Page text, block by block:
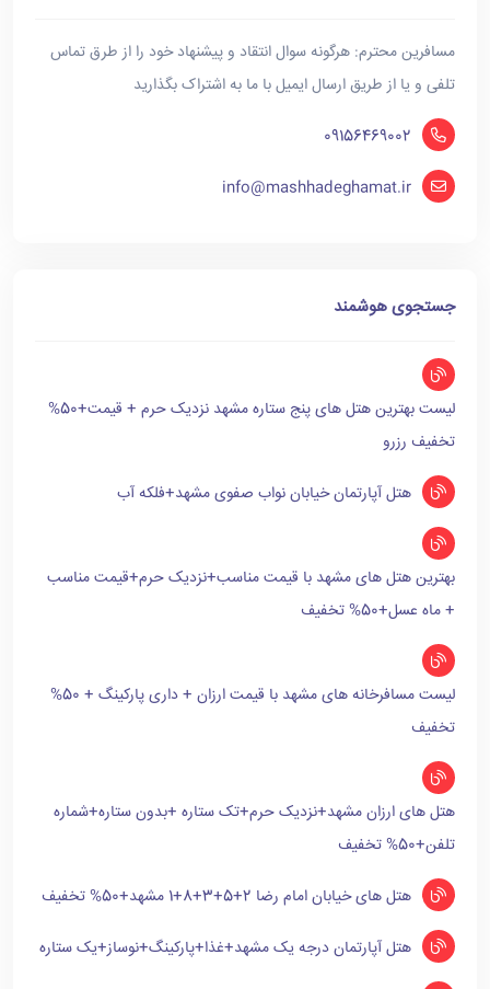
مسافرین محترم: هرگونه سوال انتقاد و پیشنهاد خود را از طرق تماس
تلفی و یا از طریق ارسال ایمیل با ما به اشتراک بگذارید
09156469002
info@mashhadeghamat.ir
جستجوی هوشمند
لیست بهترین هتل های پنج ستاره مشهد نزدیک حرم + قیمت+50%
تخفیف رزرو
هتل آپارتمان خیابان نواب صفوی مشهد+فلکه آب
بهترین هتل های مشهد با قیمت مناسب+نزدیک حرم+قیمت مناسب
+ ماه عسل+50% تخفیف
لیست مسافرخانه های مشهد با قیمت ارزان + داری پارکینگ + 50%
تخفیف
هتل های ارزان مشهد+نزدیک حرم+تک ستاره +بدون ستاره+شماره
تلفن+50% تخفیف
هتل های خیابان امام رضا 2+5+3+8+1 مشهد+50% تخفیف
هتل آپارتمان درجه یک مشهد+غذا+پارکینگ+نوساز+یک ستاره